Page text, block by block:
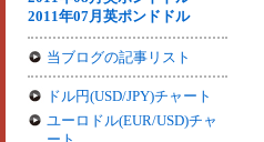
2011年07月英ポンドドル
当ブログの記事リスト
ドル円(USD/JPY)チャート
ユーロドル(EUR/USD)チャ